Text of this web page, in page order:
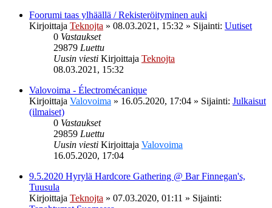
Foorumi taas ylhäällä / Rekisteröityminen auki
Kirjoittaja Teknojta » 08.03.2021, 15:32 » Sijainti: Uutiset
0 Vastaukset
29879 Luettu
Uusin viesti Kirjoittaja Teknojta
08.03.2021, 15:32
Valovoima - Électromécanique
Kirjoittaja Valovoima » 16.05.2020, 17:04 » Sijainti: Julkaisut
(ilmaiset)
0 Vastaukset
29859 Luettu
Uusin viesti Kirjoittaja Valovoima
16.05.2020, 17:04
9.5.2020 Hyrylä Hardcore Gathering @ Bar Finnegan's,
Tuusula
Kirjoittaja Teknojta » 07.03.2020, 01:11 » Sijainti: